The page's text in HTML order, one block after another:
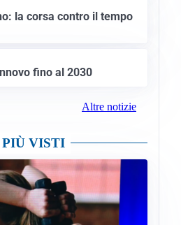
la corsa contro il tempo
fino al 2030
Altre notizie
VISTI